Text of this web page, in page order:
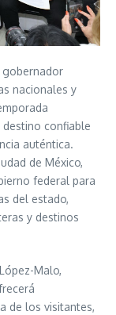
gobernador
nacionales y
confiable
auténtica.
de México,
federal para
del estado,
y destinos
Malo,
de los visitantes,